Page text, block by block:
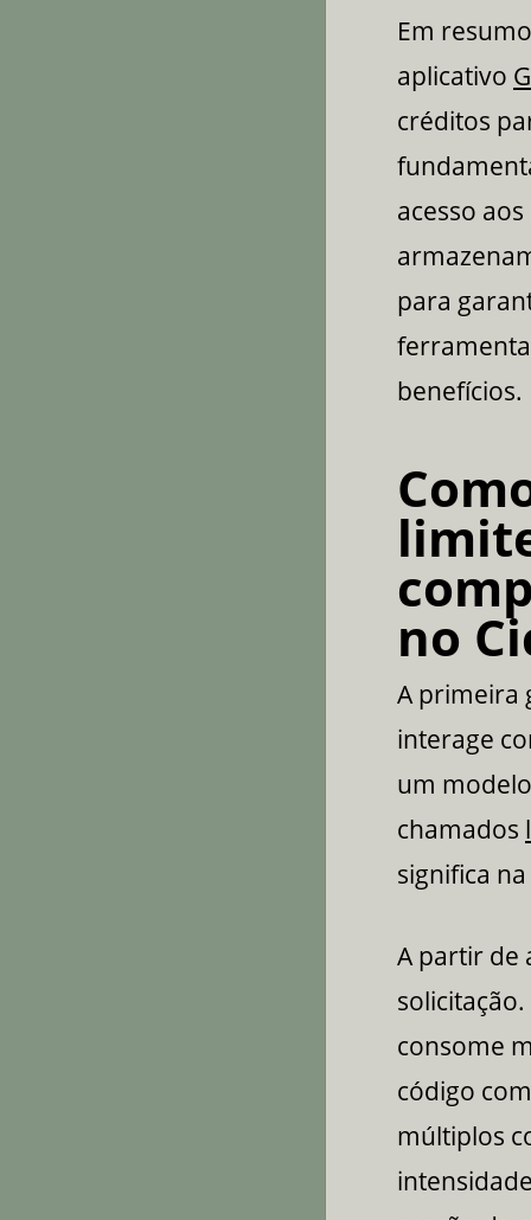
Em
aplicativo
créditos
acesso
para
benefícios.
no
A primeira
interage
um
chamados
significa
A partir de
consome
código
múltiplos